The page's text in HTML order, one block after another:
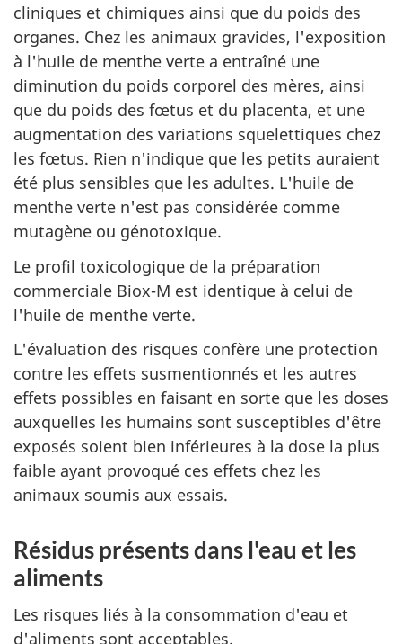
cliniques et chimiques ainsi que du poids des
organes. Chez les animaux gravides, l'exposition
à l'huile de menthe verte a entraîné une
diminution du poids corporel des mères, ainsi
que du poids des fœtus et du placenta, et une
augmentation des variations squelettiques chez
les fœtus. Rien n'indique que les petits auraient
été plus sensibles que les adultes. L'huile de
menthe verte n'est pas considérée comme
mutagène ou génotoxique.
Le profil toxicologique de la préparation
commerciale Biox-M est identique à celui de
l'huile de menthe verte.
L'évaluation des risques confère une protection
contre les effets susmentionnés et les autres
effets possibles en faisant en sorte que les doses
auxquelles les humains sont susceptibles d'être
exposés soient bien inférieures à la dose la plus
faible ayant provoqué ces effets chez les
animaux soumis aux essais.
Résidus présents dans l'eau et les
aliments
Les risques liés à la consommation d'eau et
d'aliments sont acceptables.